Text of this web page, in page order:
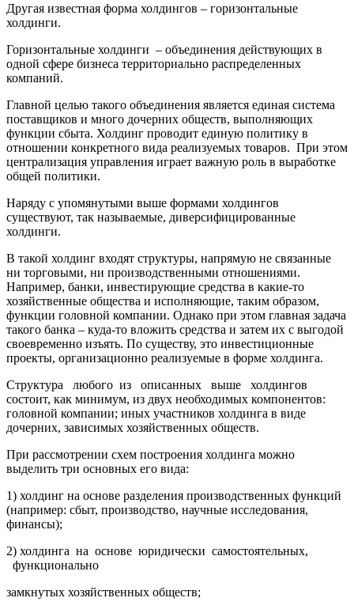
Другая известная форма холдингов – горизонтальные
холдинги.
Горизонтальные холдинги – объединения действующих в
одной сфере бизнеса территориально распределенных
компаний.
Главной целью такого объединения является единая система
поставщиков и много дочерних обществ, выполняющих
функции сбыта. Холдинг проводит единую политику в
отношении конкретного вида реализуемых товаров. При этом
централизация управления играет важную роль в выработке
общей политики.
Наряду с упомянутыми выше формами холдингов
существуют, так называемые, диверсифицированные
холдинги.
В такой холдинг входят структуры, напрямую не связанные
ни торговыми, ни производственными отношениями.
Например, банки, инвестирующие средства в какие-то
хозяйственные общества и исполняющие, таким образом,
функции головной компании. Однако при этом главная задача
такого банка – куда-то вложить средства и затем их с выгодой
своевременно изъять. По существу, это инвестиционные
проекты, организационно реализуемые в форме холдинга.
Структура любого из описанных выше холдингов
состоит, как минимум, из двух необходимых компонентов:
головной компании; иных участников холдинга в виде
дочерних, зависимых хозяйственных обществ.
При рассмотрении схем построения холдинга можно
выделить три основных его вида:
1) холдинг на основе разделения производственных функций
(например: сбыт, производство, научные исследования,
финансы);
2) холдинга на основе юридически самостоятельных,
функционально
замкнутых хозяйственных обществ;